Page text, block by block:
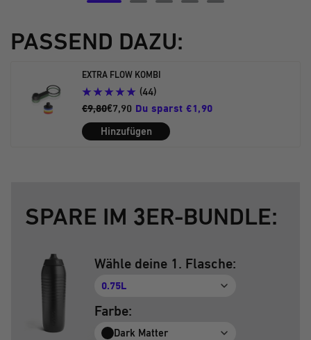
5
6
7
8
PASSEND DAZU:
EXTRA FLOW KOMBI
(44)
€7,90
€9,80
Du sparst €1,90
Hinzufügen
SPARE IM 3ER-BUNDLE:
Wähle deine 1. Flasche:
0.75L
Farbe:
Dark Matter